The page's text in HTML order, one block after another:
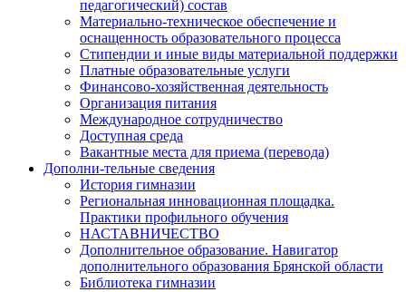
педагогический) состав
Материально-техническое обеспечение и
оснащенность образовательного процесса
Стипендии и иные виды материальной поддержки
Платные образовательные услуги
Финансово-хозяйственная деятельность
Организация питания
Международное сотрудничество
Доступная среда
Вакантные места для приема (перевода)
Дополни-тельные сведения
История гимназии
Региональная инновационная площадка.
Практики профильного обучения
НАСТАВНИЧЕСТВО
Дополнительное образование. Навигатор
дополнительного образования Брянской области
Библиотека гимназии